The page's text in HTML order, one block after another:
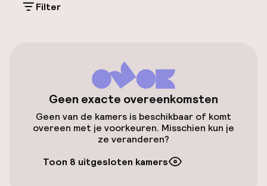
Gratis parkeren
Fietsverhuur
Fietsen beschikbaar
Filter
Geen exacte overeenkomsten
Geen van de kamers is beschikbaar of komt
overeen met je voorkeuren. Misschien kun je
ze veranderen?
Toon 8 uitgesloten kamers